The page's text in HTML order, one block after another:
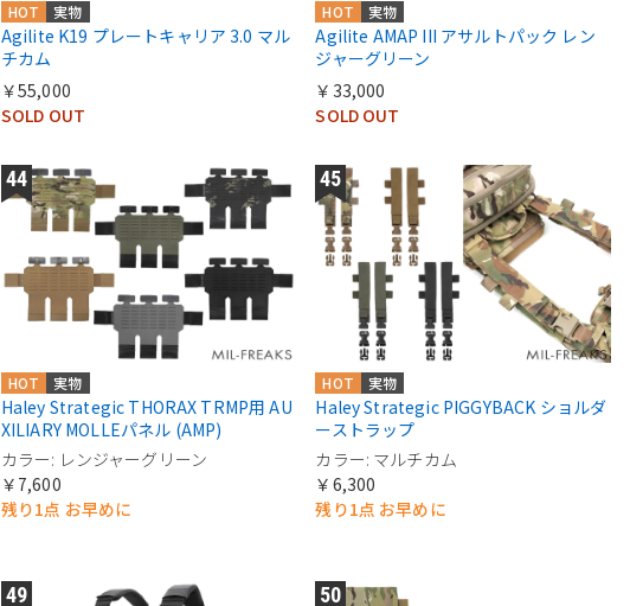
実物
HOT
Agilite K19 プレートキャリア 3.0 マル
チカム
￥55,000
SOLD OUT
実物
HOT
Agilite AMAP III アサルトパック レン
ジャーグリーン
￥33,000
SOLD OUT
実物
HOT
Haley Strategic THORAX TRMP用 AU
XILIARY MOLLEパネル (AMP)
カラー: レンジャーグリーン
￥7,600
残り1点 お早めに
実物
HOT
Haley Strategic PIGGYBACK ショルダ
ーストラップ
カラー: マルチカム
￥6,300
残り1点 お早めに